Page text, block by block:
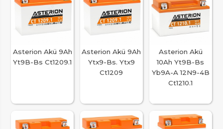
Asterion Akü 9Ah
Yt9B-Bs Ct1209.1
Asterion Akü 9Ah
Ytx9-Bs. Ytx9
Ct1209
Asterion Akü
10Ah Yt9B-Bs
Yb9A-A 12N9-4B
Ct1210.1